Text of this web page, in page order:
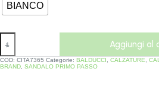
BIANCO
Aggiungi al
COD: CITA7365 Categorie: BALDUCCI CALZATURE
BRAND SANDALO PRIMO PASSO